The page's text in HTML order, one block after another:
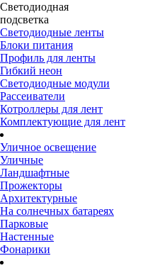
Светодиодная
подсветка
Светодиодные ленты
Блоки питания
Профиль для ленты
Гибкий неон
Светодиодные модули
Рассеиватели
Котроллеры для лент
Комплектующие для лент
Уличное освещение
Уличные
Ландшафтные
Прожекторы
Архитектурные
На солнечных батареях
Парковые
Настенные
Фонарики